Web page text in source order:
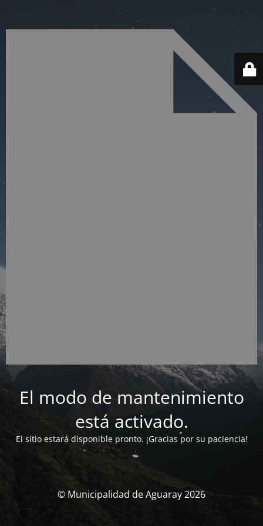
El modo de mantenimiento
está activado.
El sitio estará disponible pronto. ¡Gracias por su paciencia!
© Municipalidad de Aguaray 2026